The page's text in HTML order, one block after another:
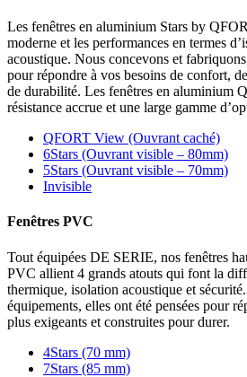
Les fenêtres en aluminium Stars by
moderne et les performances en termes
acoustique. Nous concevons et
pour répondre à vos besoins de confort,
de durabilité. Les fenêtres en aluminium
résistance accrue et une large gamme
QFORT View (Ouvrant caché)
6Stars (Ouvrant visible – 80mm)
5Stars (Ouvrant visible – 70mm)
Invisible
Fenêtres PVC
Tout équipées DE SERIE, nos fenêtres
PVC allient 4 grands atouts qui font la
thermique, isolation acoustique et
équipements, elles ont été pensées pour
plus exigeants et construites pour durer.
4Stars (70 mm)
7Stars (85 mm)